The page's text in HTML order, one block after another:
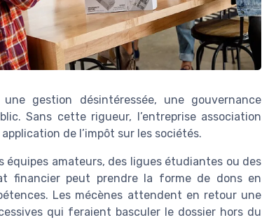
gestion désintéressée, une gouvernance
Sans cette rigueur, l’entreprise association
de l’impôt sur les sociétés.
équipes amateurs, des ligues étudiantes ou des
financier peut prendre la forme de dons en
Les mécènes attendent en retour une
qui feraient basculer le dossier hors du